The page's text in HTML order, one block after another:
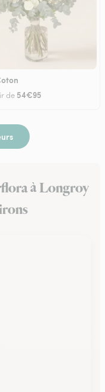
de 54€95
à Longroy